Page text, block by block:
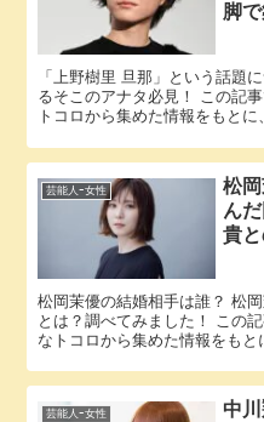
脚
「上野樹里 旦那」という話題
るそこのアナタ必見！ この記
トコロから集めた情報をもと
芸能人ｰ女性
松
ん
貴
松岡茉優の結婚相手は誰？ 松
とは？調べてみました！ この
なトコロから集めた情報をもと
芸能人ｰ女性
中